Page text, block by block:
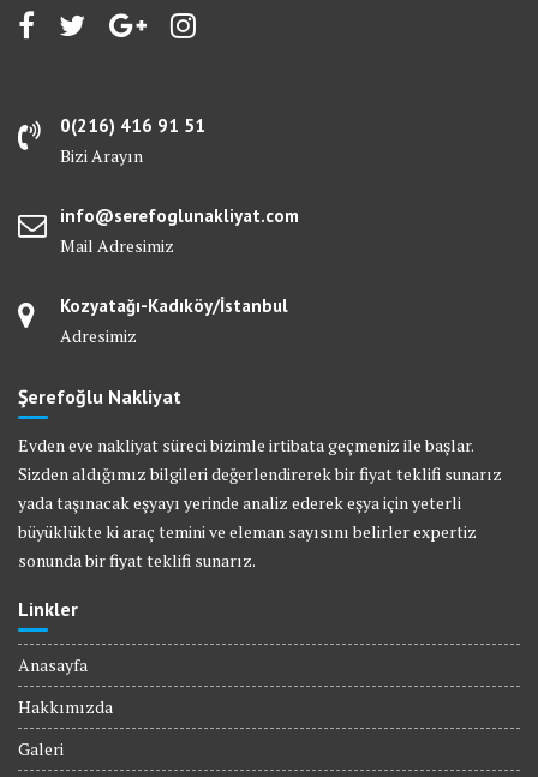
0(216) 416 91 51
Bizi Arayın
info@serefoglunakliyat.com
Mail Adresimiz
Kozyatağı-Kadıköy/İstanbul
Adresimiz
Şerefoğlu Nakliyat
Evden eve nakliyat süreci bizimle irtibata geçmeniz ile başlar.
Sizden aldığımız bilgileri değerlendirerek bir fiyat teklifi sunarız
yada taşınacak eşyayı yerinde analiz ederek eşya için yeterli
büyüklükte ki araç temini ve eleman sayısını belirler expertiz
sonunda bir fiyat teklifi sunarız.
Linkler
Anasayfa
Hakkımızda
Galeri